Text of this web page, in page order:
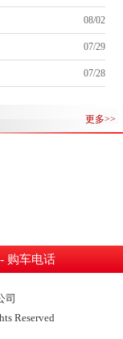
08/02
07/29
07/28
更多>>
- 购车电话
司
Reserved